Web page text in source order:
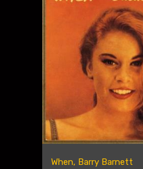
When, Barry Barnett